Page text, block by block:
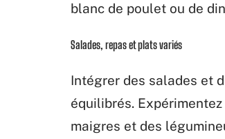
blanc de poulet ou de
Salades, repas et plats variés
Intégrer des salades et
équilibrés.
maigres et des